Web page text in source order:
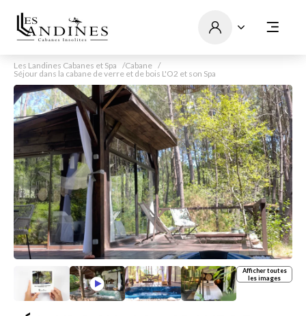
Les Landines Cabanes et Spa
Cabane
Séjour dans la cabane de verre et de bois L'O2 et son Spa
Afficher toutes
les images